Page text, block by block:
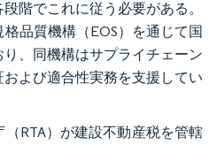
階でこれに従う必要がある。
品質機構（EOS）を通じて国
、同機構はサプライチェーン
よび適合性実務を支援してい
RTA）が建設不動産税を管轄